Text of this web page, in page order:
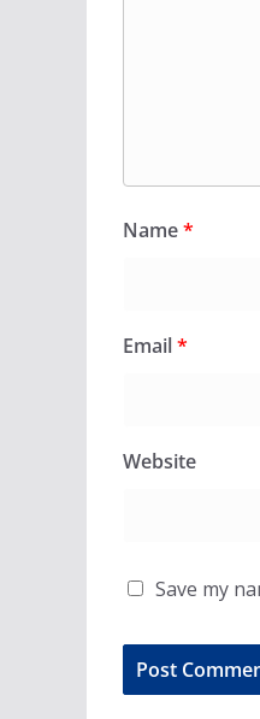
Name*
Email*
Website
Save my